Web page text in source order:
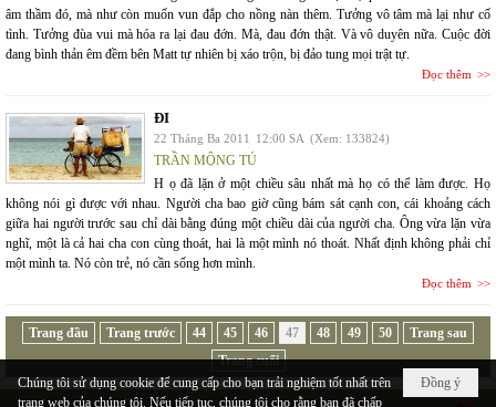
âm thầm đó, mà như còn muốn vun đắp cho nồng nàn thêm. Tưởng vô tâm mà lại như cố
tình. Tưởng đùa vui mà hóa ra lại đau đớn. Mà, đau đớn thật. Và vô duyên nữa. Cuộc đời
đang bình thản êm đềm bên Matt tự nhiên bị xáo trộn, bị đảo tung mọi trật tự.
Đọc thêm
ĐI
22 Tháng Ba 2011 12:00 SA (Xem: 133824)
TRẦN MỘNG TÚ
H ọ đã lặn ở một chiều sâu nhất mà họ có thể làm được. Họ
không nói gì được với nhau. Người cha bao giờ cũng bám sát cạnh con, cái khoảng cách
giữa hai người trước sau chỉ dài bằng đúng một chiều dài của người cha. Ông vừa lặn vừa
nghĩ, một là cả hai cha con cùng thoát, hai là một mình nó thoát. Nhất định không phải chỉ
một mình ta. Nó còn trẻ, nó cần sống hơn mình.
Đọc thêm
Trang đầu Trang trước 44 45 46 47 48 49 50
Trang sau
Trang cuối
Đồng ý
Chúng tôi sử dụng cookie để cung cấp cho bạn trải nghiệm tốt nhất trên
trang web của chúng tôi. Nếu tiếp tục, chúng tôi cho rằng bạn đã chấp